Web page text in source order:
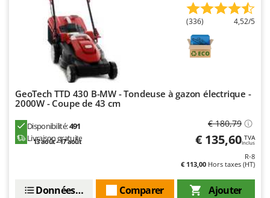
(336) 4,52/5
GeoTech TTD 430 B-MW - Tondeuse à gazon électrique -
2000W - Coupe de 43 cm
Disponibilité:491
Livraison gratuite
13 août - 17 août
€ 180,79
€ 135,60 TVA
Inclus
R-8
€ 113,00 Hors taxes (HT)
Ajouter
Comparer
Données techniques